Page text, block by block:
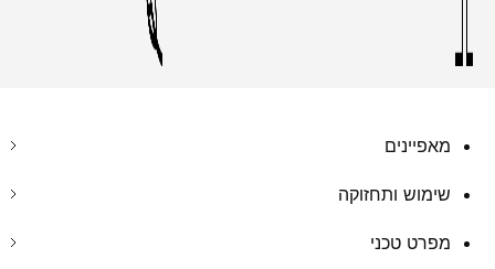
מאפיינים
שימוש ותחזוקה
מפרט טכני